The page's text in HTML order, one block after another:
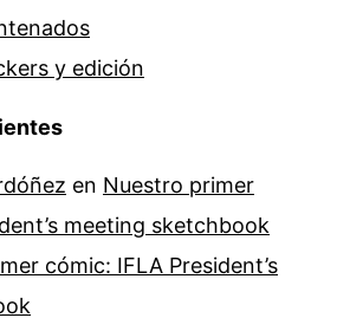
y edición
en Nuestro primer
meeting sketchbook
cómic: IFLA President’s